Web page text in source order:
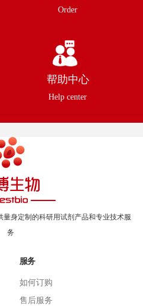
Order
帮助中心
Help center
量身定制的科研用试剂产品和专业技术服
务
服务
如何订购
售后服务